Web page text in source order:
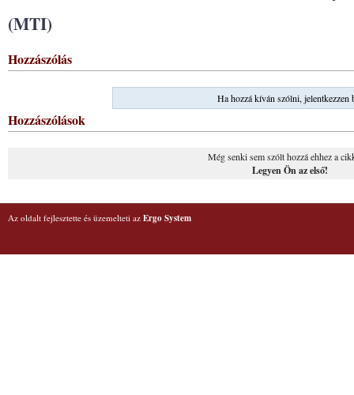
(MTI)
Hozzászólás
Ha hozzá kíván szólni, jelentkezzen
Hozzászólások
Még senki sem szólt hozzá ehhez a
Legyen Ön az első!
Az oldalt fejlesztette és üzemelteti az Ergo System